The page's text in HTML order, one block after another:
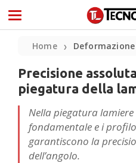
Home ❯ Deformazione
Precisione
piegatura della
Nella piegatura lamiere
fondamentale e i
garantiscono la
dell’angolo.